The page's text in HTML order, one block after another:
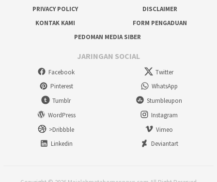
PRIVACY POLICY
DISCLAIMER
KONTAK KAMI
FORM PENGADUAN
PEDOMAN MEDIA SIBER
JARINGAN SOCIAL
Facebook
Twitter
Pinterest
WhatsApp
Tumblr
Stumbleupon
WordPress
Instagram
>Dribbble
Vimeo
Linkedin
Deviantart